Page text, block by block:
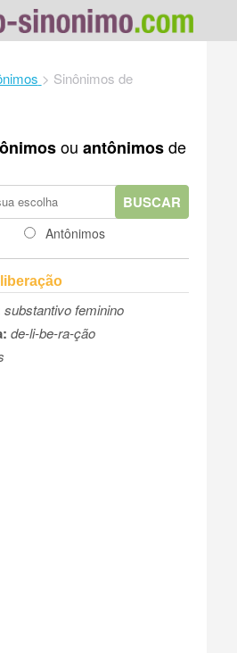
> Sinônimos de
ou antônimosde
BUSCAR
Antônimos
substantivo feminino
de-li-be-ra-ção